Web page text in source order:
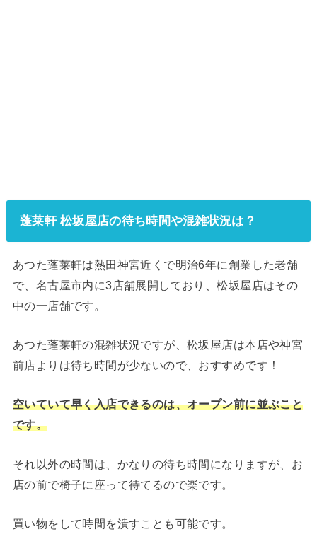
蓬莱軒 松坂屋店の待ち時間や混雑状況は？
あつた蓬莱軒は熱田神宮近くで明治6年に創業した老舗
で、名古屋市内に3店舗展開しており、松坂屋店はその
中の一店舗です。
あつた蓬莱軒の混雑状況ですが、松坂屋店は本店や神宮
前店よりは待ち時間が少ないので、おすすめです！
空いていて早く入店できるのは、オープン前に並ぶこと
です。
それ以外の時間は、かなりの待ち時間になりますが、お
店の前で椅子に座って待てるので楽です。
買い物をして時間を潰すことも可能です。